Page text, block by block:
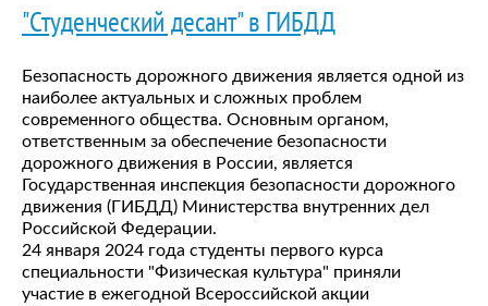
"Студенческий десант" в ГИБДД
Безопасность дорожного движения является одной из
наиболее актуальных и сложных проблем
современного общества. Основным органом,
ответственным за обеспечение безопасности
дорожного движения в России, является
Государственная инспекция безопасности дорожного
движения (ГИБДД) Министерства внутренних дел
Российской Федерации.
24 января 2024 года студенты первого курса
специальности "Физическая культура" приняли
участие в ежегодной Всероссийской акции